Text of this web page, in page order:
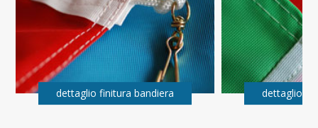
dettaglio finitura bandiera dettaglio